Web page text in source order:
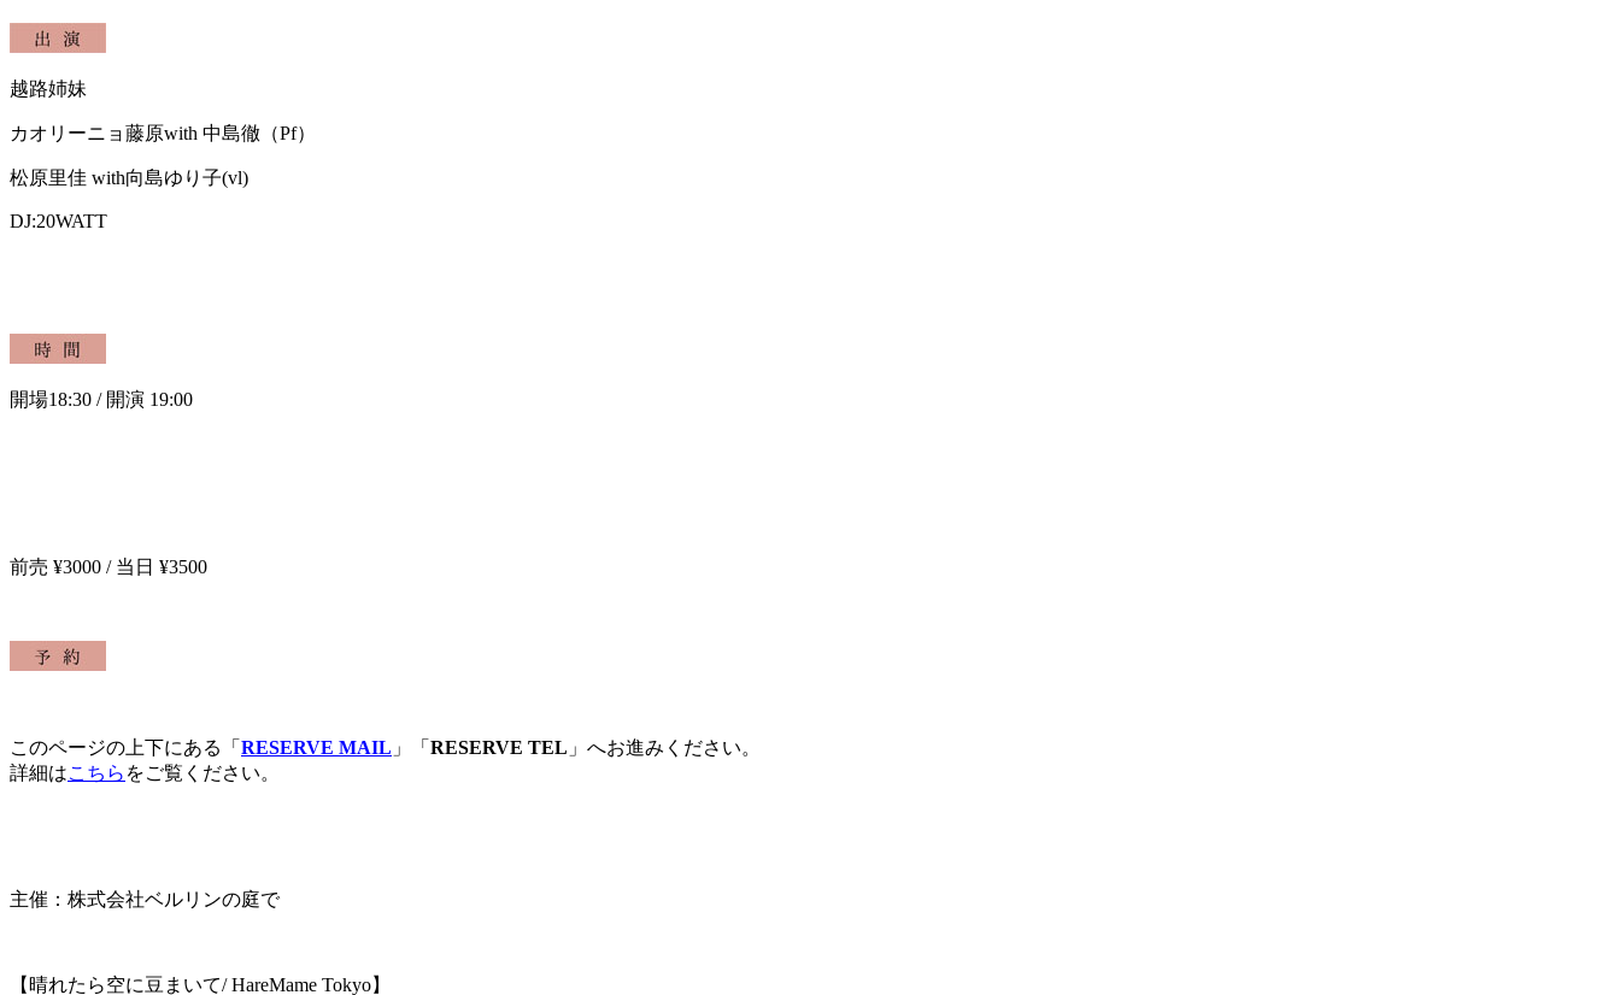
越路姉妹
カオリーニョ藤原with 中島徹（Pf）
松原里佳 with向島ゆり子(vl)
DJ:20WATT
開場18:30 / 開演 19:00
前売 ¥3000 / 当日 ¥3500
このページの上下にある「 RESERVE MAIL 」「 RESERVE TEL 」へお進みください。
詳細はこちら をご覧ください。
主催：株式会社ベルリンの庭で
【晴れたら空に豆まいて/ HareMame Tokyo】